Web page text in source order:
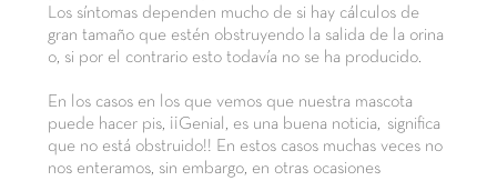
Los síntomas dependen mucho de si hay cálculos de
gran tamaño que estén obstruyendo la salida de la orina
o, si por el contrario esto todavía no se ha producido.
En los casos en los que vemos que nuestra mascota
puede hacer pis, ¡¡Genial, es una buena noticia, significa
que no está obstruido!! En estos casos muchas veces no
nos enteramos, sin embargo, en otras ocasiones